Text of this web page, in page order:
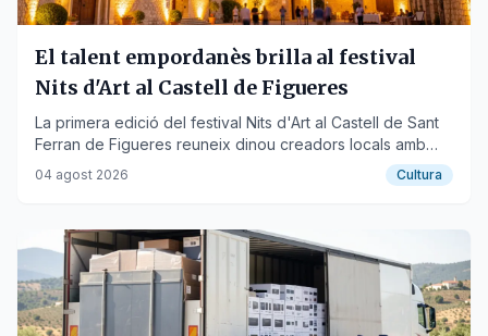
El talent empordanès brilla al festival
Nits d'Art al Castell de Figueres
La primera edició del festival Nits d'Art al Castell de Sant
Ferran de Figueres reuneix dinou creadors locals amb
l'exposició 'El refugi de les arts'.
04 agost 2026 Cultura